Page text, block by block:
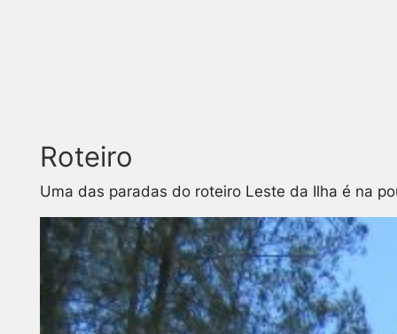
Roteiro
Uma das paradas do roteiro Leste da Ilha é na